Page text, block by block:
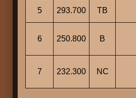
5 293.700 TB
6 250.800 B
7 232.300 NC